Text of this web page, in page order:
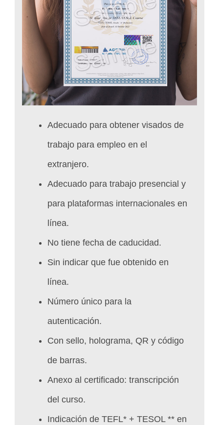
Adecuado para obtener visados de
trabajo para empleo en el
extranjero.
Adecuado para trabajo presencial y
para plataformas internacionales en
línea.
No tiene fecha de caducidad.
Sin indicar que fue obtenido en
línea.
Número único para la
autenticación.
Con sello, holograma, QR y código
de barras.
Anexo al certificado: transcripción
del curso.
Indicación de TEFL* + TESOL ** en